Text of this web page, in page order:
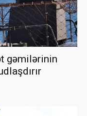
gəmilərinin